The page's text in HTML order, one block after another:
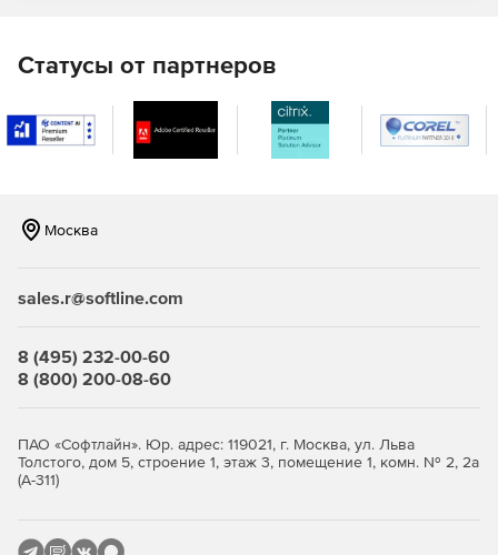
Это проактивное, оптимизированное решение для
полной защиты мобильных устройств. Отражает попытки
фишинга, поступающие через различные социальные
приложения, защищая своих сотрудников от доступа к
подключений.
файловых серверов с интегрированным управлением
исправлениями.
электронной почты на наличие вредоносного
содержимого.
Статусы от партнеров
Москва
sales.r@softline.com
8 (495) 232-00-60
8 (800) 200-08-60
ПАО «Софтлайн». Юр. адрес: 119021, г. Москва, ул. Льва
Толстого, дом 5, строение 1, этаж 3, помещение 1, комн. № 2, 2а
(А-311)